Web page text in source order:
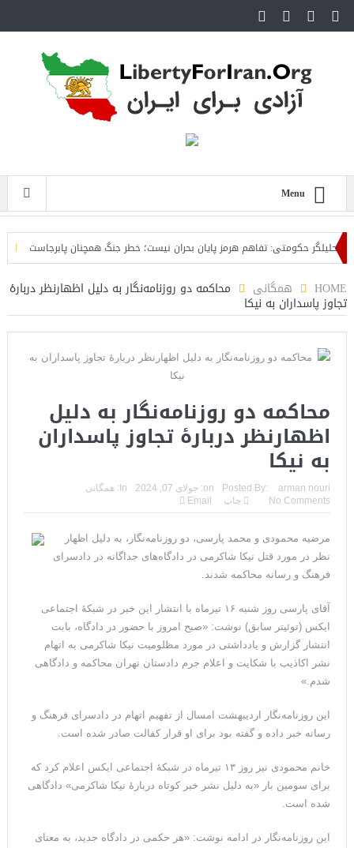
Menu
حکومتی: تفاهم هرمز پایان بحران نیست؛ خطر جنگ همچنان پابرجاست
HOME همگانی محاکمه دو روزنامه‌نگار به دلیل اظهارنظر دربارهٔ
تجاوز پاسداران به نیکا
محاکمه دو روزنامه‌نگار به دلیل
اظهارنظر دربارهٔ تجاوز پاسداران
به نیکا
Posted By: arman nouri
on: جولای 07, 2024 In: همگانی
No Comments
چاپ Email
مرضیه محمودی و محمد پارسی، دو روزنامه‌نگار، به دلیل اظهار
نظر در مورد قتل نیکا شاکرمی در دادگاه‌های جداگانه در دادسرای
فرهنگ و رسانه محاکمه شدند.
آقای پارسی روز شنبه ۱۶ تیرماه با انتشار این خبر در شبکهٔ اجتماعی
ایکس (توئیتر سابق) نوشت: «صبح امروز با حضور در دادگاه، بابت
انتشار گزارش و یادداشتی در مورد مظلومیت نیکا شاکرمی به اتهام
نشر اکاذیب با شکایت و اعلام جرم دادستان تهران محاکمه و دادگاهی
شدم.»
این روزنامه‌نگار اردیبهشت امسال از تفهیم اتهام در دادسرای فرهنگ و
رسانه خبر داده و گفته بود برای او قرار کفالت صادر شده است.
خانم محمودی نیز روز ۱۳ تیرماه در شبکهٔ اجتماعی ایکس اعلام کرد که
برای سومین بار «به دلیل نشر خبر کوتاه دربارهٔ نیکا شاکرمی» دادگاهی
شده است.
این روزنامه‌نگار در ادامه نوشت: «هر حکمی در دادگاه جدید، به معنای